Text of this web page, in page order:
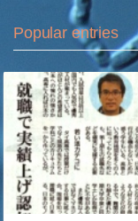
Popular entries